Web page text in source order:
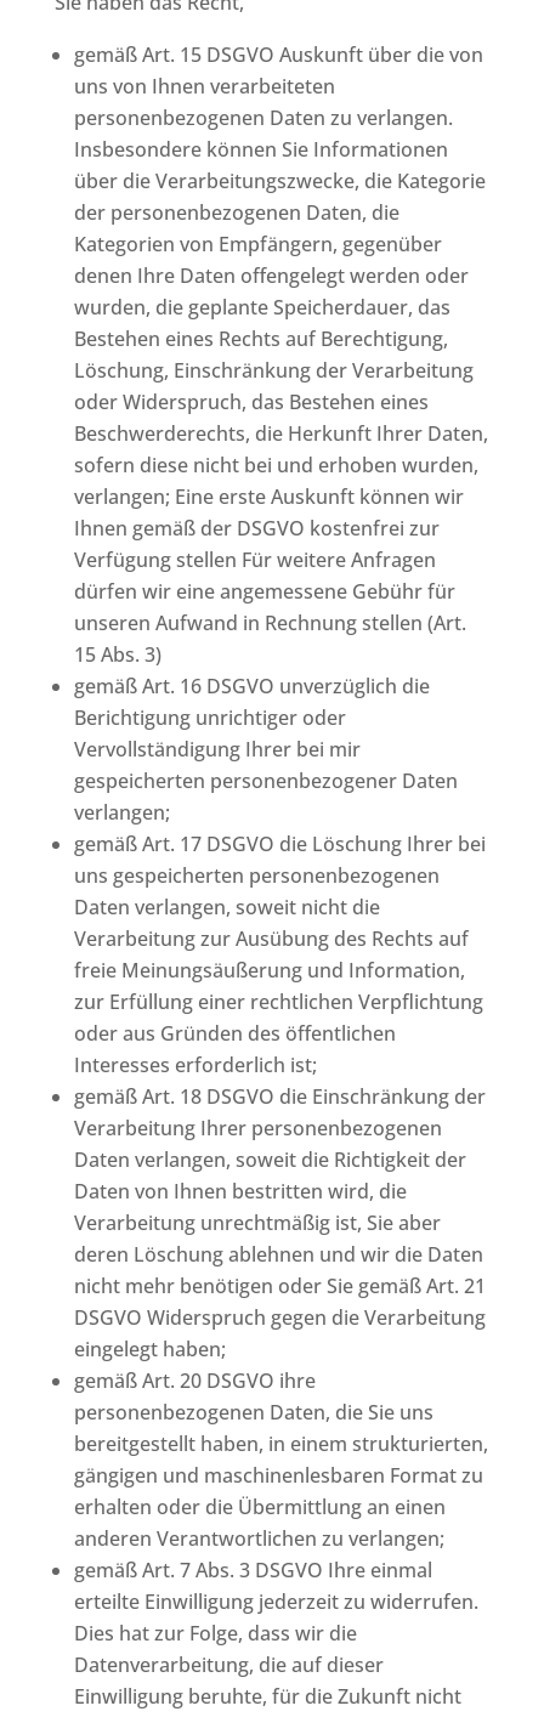
gemäß Art. 15 DSGVO Auskunft über die von
uns von Ihnen verarbeiteten
personenbezogenen Daten zu verlangen.
Insbesondere können Sie Informationen
über die Verarbeitungszwecke, die Kategorie
der personenbezogenen Daten, die
Kategorien von Empfängern, gegenüber
denen Ihre Daten offengelegt werden oder
wurden, die geplante Speicherdauer, das
Bestehen eines Rechts auf Berechtigung,
Löschung, Einschränkung der Verarbeitung
oder Widerspruch, das Bestehen eines
Beschwerderechts, die Herkunft Ihrer Daten,
sofern diese nicht bei und erhoben wurden,
verlangen; Eine erste Auskunft können wir
Ihnen gemäß der DSGVO kostenfrei zur
Verfügung stellen Für weitere Anfragen
dürfen wir eine angemessene Gebühr für
unseren Aufwand in Rechnung stellen (Art.
15 Abs. 3)
gemäß Art. 16 DSGVO unverzüglich die
Berichtigung unrichtiger oder
Vervollständigung Ihrer bei mir
gespeicherten personenbezogener Daten
verlangen;
gemäß Art. 17 DSGVO die Löschung Ihrer bei
uns gespeicherten personenbezogenen
Daten verlangen, soweit nicht die
Verarbeitung zur Ausübung des Rechts auf
freie Meinungsäußerung und Information,
zur Erfüllung einer rechtlichen Verpflichtung
oder aus Gründen des öffentlichen
Interesses erforderlich ist;
gemäß Art. 18 DSGVO die Einschränkung der
Verarbeitung Ihrer personenbezogenen
Daten verlangen, soweit die Richtigkeit der
Daten von Ihnen bestritten wird, die
Verarbeitung unrechtmäßig ist, Sie aber
deren Löschung ablehnen und wir die Daten
nicht mehr benötigen oder Sie gemäß Art. 21
DSGVO Widerspruch gegen die Verarbeitung
eingelegt haben;
gemäß Art. 20 DSGVO ihre
personenbezogenen Daten, die Sie uns
bereitgestellt haben, in einem strukturierten,
gängigen und maschinenlesbaren Format zu
erhalten oder die Übermittlung an einen
anderen Verantwortlichen zu verlangen;
gemäß Art. 7 Abs. 3 DSGVO Ihre einmal
erteilte Einwilligung jederzeit zu widerrufen.
Dies hat zur Folge, dass wir die
Datenverarbeitung, die auf dieser
Einwilligung beruhte, für die Zukunft nicht